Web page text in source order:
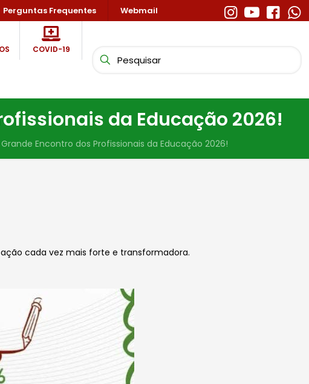
Perguntas Frequentes Webmail
COVID-19
da Educação 2026!
Encontro dos Profissionais da Educação 2026!
cada vez mais forte e transformadora.